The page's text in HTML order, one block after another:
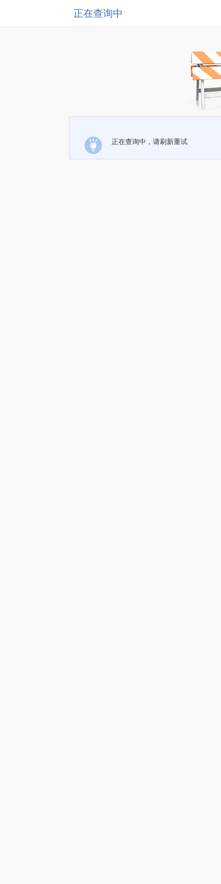
正在查询中
正在查询中，请刷新重试